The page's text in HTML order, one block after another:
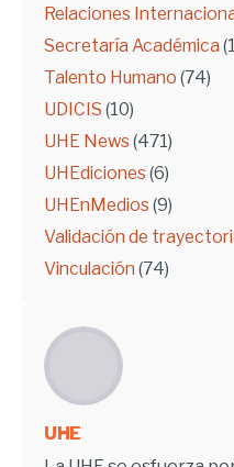
Relaciones
Secretaría Académica
Talento Humano (74)
UDICIS (10)
UHE News (471)
UHEdiciones (6)
UHEnMedios (9)
Validación de
Vinculación (74)
UHE